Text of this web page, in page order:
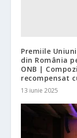
Premiile
din România
ONB |
recompensat
13 iunie 2025